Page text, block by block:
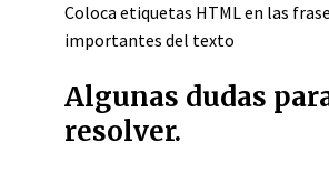
Coloca etiquetas HTMLen las
importantes del texto
Algunas dudas
resolver.